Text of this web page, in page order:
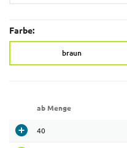
Farbe:
braun
ab Menge
40